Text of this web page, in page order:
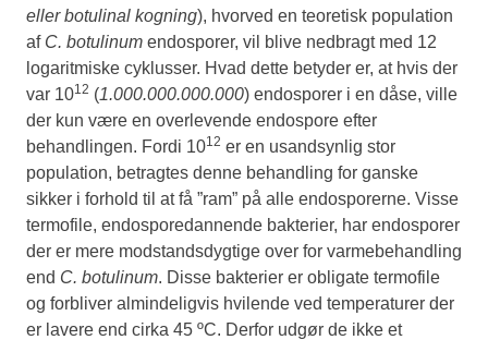
eller botulinal kogning), hvorved en teoretisk population
af C. botulinum endosporer, vil blive nedbragt med 12
logaritmiske cyklusser. Hvad dette betyder er, at hvis der
var 1012 (1.000.000.000.000) endosporer i en dåse, ville
der kun være en overlevende endospore efter
behandlingen. Fordi 1012 er en usandsynlig stor
population, betragtes denne behandling for ganske
sikker i forhold til at få ”ram” på alle endosporerne. Visse
termofile, endosporedannende bakterier, har endosporer
der er mere modstandsdygtige over for varmebehandling
end C. botulinum. Disse bakterier er obligate termofile
og forbliver almindeligvis hvilende ved temperaturer der
er lavere end cirka 45 ºC. Derfor udgør de ikke et